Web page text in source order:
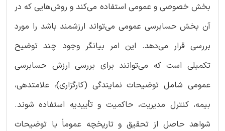
بخش خصوصی و عمومی استفاده می‌کند و روش‌هایی که در
آن بخش حسابرسی عمومی می‌تواند ارزشمند باشد را مورد
بررسی قرار می‌دهد. این امر بیانگر وجود چند توضیح
تکمیلی است که می‌توانند برای بررسی ارزش حسابرسی
عمومی شامل توضیحات نمایندگی (کارگزاری)، علامت­دهی،
بیمه، کنترل مدیریت، حاکمیت و تأییدیه استفاده شوند.
شواهد حاصل از تحقیق و تاریخچه عموماً با توضیحات